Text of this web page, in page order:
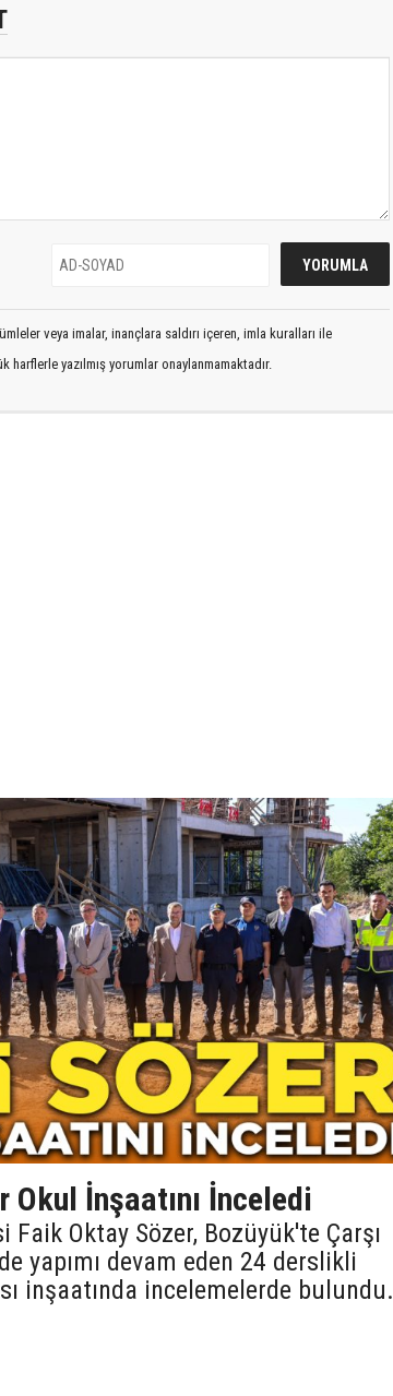
veya imalar, inançlara saldırı içeren, imla kuralları ile
yazılmış yorumlar onaylanmamaktadır.
Okul İnşaatını İnceledi
Faik Oktay Sözer, Bozüyük'te Çarşı
yapımı devam eden 24 derslikli
inşaatında incelemelerde bulundu.